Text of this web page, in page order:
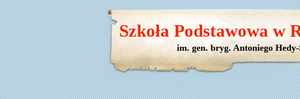
Szkoła Podstawowa w
im. gen. bryg. Antoniego Hedy-